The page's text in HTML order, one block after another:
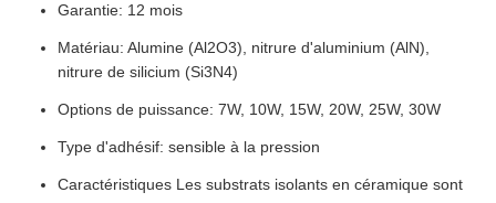
Garantie: 12 mois
Matériau: Alumine (Al2O3), nitrure d'aluminium (AlN),
nitrure de silicium (Si3N4)
Options de puissance: 7W, 10W, 15W, 20W, 25W, 30W
Type d'adhésif: sensible à la pression
Caractéristiques Les substrats isolants en céramique sont